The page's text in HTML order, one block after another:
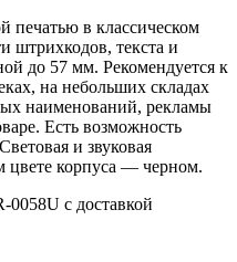
печатью в классическом
штрихкодов, текста и
до 57 мм. Рекомендуется к
на небольших складах
наименований, рекламы
Есть возможность
и звуковая
цвете корпуса — черном.
с доставкой